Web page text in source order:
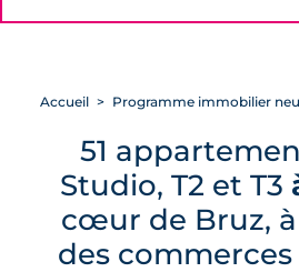
Accueil Programme immobilier
51
Studio, T2 et T3
cœur de Bruz,
des commerces